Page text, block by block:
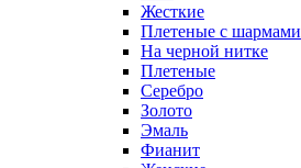
Жесткие
Плетеные с шармами
На черной нитке
Плетеные
Серебро
Золото
Эмаль
Фианит